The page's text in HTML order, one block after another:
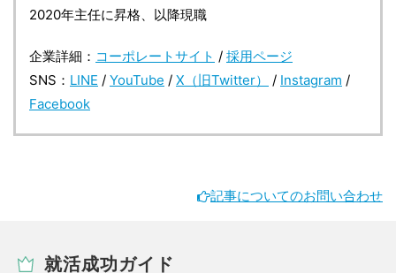
2020年主任に昇格、以降現職
企業詳細： コーポレートサイト / 採用ページ
SNS： LINE / YouTube / X（旧Twitter） / Instagram /
Facebook
記事についてのお問い合わせ
就活成功ガイド